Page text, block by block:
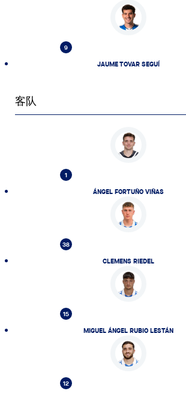
9
JAUME TOVAR SEGUÍ
客队
1
ÁNGEL FORTUÑO VIÑAS
38
CLEMENS RIEDEL
15
MIGUEL ÁNGEL RUBIO LESTÁN
12